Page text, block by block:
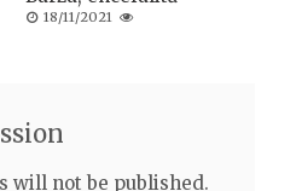
Posted
18/11/2021
will not be published.